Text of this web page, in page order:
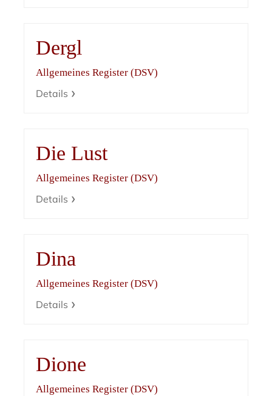
Dergl
Allgemeines Register (DSV)
Details
Die Lust
Allgemeines Register (DSV)
Details
Dina
Allgemeines Register (DSV)
Details
Dione
Allgemeines Register (DSV)